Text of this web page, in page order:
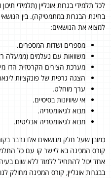
לכל תלמידי בגרות אונליין (תלמידי
בחינת הבגרות במתמטיקה). בין
למצוא את הנושאים:
מספרים ושדות המספרים.
משוואות עם נעלמים (ממעלה
מערכת הצירים הקרטזית הדו
הצגה גרפית של פונקציות
ערך מוחלט.
אי שיוויונות בסיסיים.
מבוא לגיאומטריה.
מבוא לגיאומטריה אנליטית.
כמובן שעל חלק מנושאים אלו נדבר
קורס המכינה בא ליישר קו עם כל
אחד יכול להתחיל ללמוד ללא שום
בבגרות אונליין, קורס המכינה מחולק